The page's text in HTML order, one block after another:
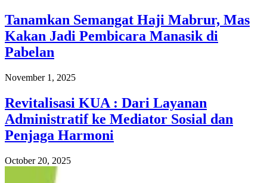
Tanamkan Semangat Haji Mabrur, Mas
Kakan Jadi Pembicara Manasik di
Pabelan
November 1, 2025
Revitalisasi KUA : Dari Layanan
Administratif ke Mediator Sosial dan
Penjaga Harmoni
October 20, 2025